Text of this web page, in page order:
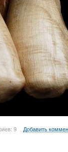
9 Добавить